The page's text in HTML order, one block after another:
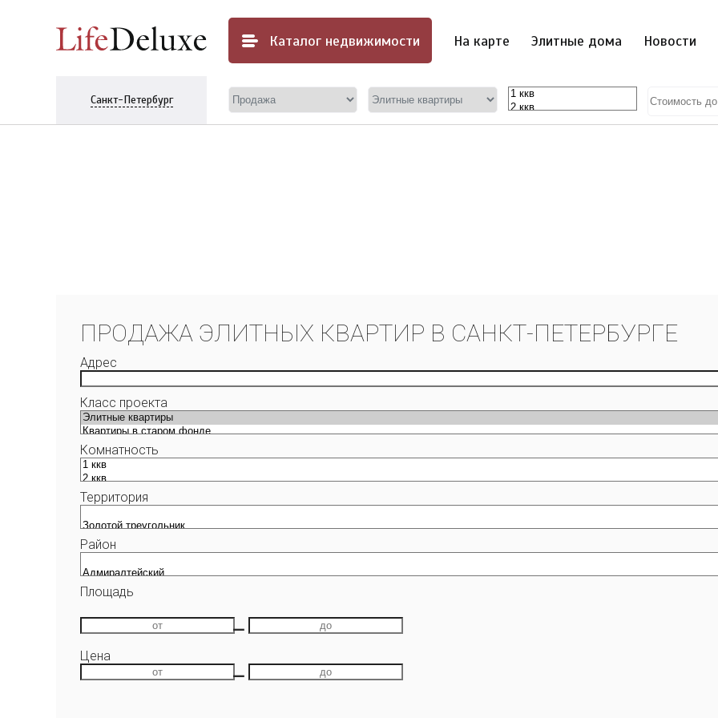
Каталог недвижимости На карте Элитные дома Новости
Санкт-Петербург
ПРОДАЖА ЭЛИТНЫХ КВАРТИР В САНКТ-ПЕТЕРБУРГЕ
Адрес
Класс проекта
Комнатность
Территория
Район
Площадь
—
Цена
—